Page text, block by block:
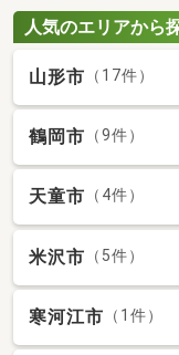
人気のエリアから
山形市 （17件）
鶴岡市 （9件）
天童市 （4件）
米沢市 （5件）
寒河江市 （1件）